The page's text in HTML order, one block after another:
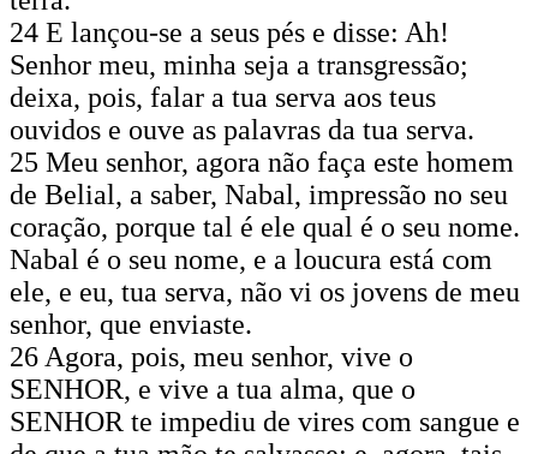
24 E lançou-se a seus pés e disse: Ah!
Senhor meu, minha seja a transgressão;
deixa, pois, falar a tua serva aos teus
ouvidos e ouve as palavras da tua serva.
25 Meu senhor, agora não faça este homem
de Belial, a saber, Nabal, impressão no seu
coração, porque tal é ele qual é o seu nome.
Nabal é o seu nome, e a loucura está com
ele, e eu, tua serva, não vi os jovens de meu
senhor, que enviaste.
26 Agora, pois, meu senhor, vive o
SENHOR, e vive a tua alma, que o
SENHOR te impediu de vires com sangue e